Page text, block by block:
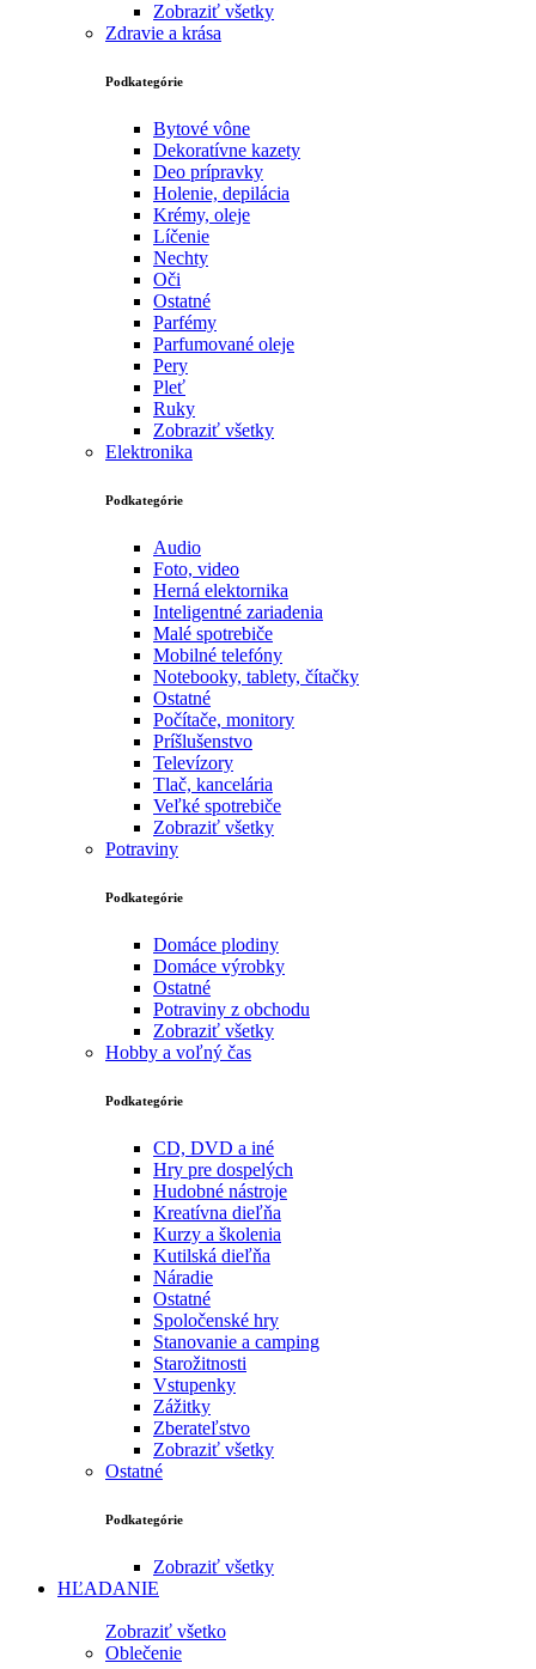
Zobraziť všetky
Zdravie a krása
Podkategórie
Bytové vône
Dekoratívne kazety
Deo prípravky
Holenie, depilácia
Krémy, oleje
Líčenie
Nechty
Oči
Ostatné
Parfémy
Parfumované oleje
Pery
Pleť
Ruky
Zobraziť všetky
Elektronika
Podkategórie
Audio
Foto, video
Herná elektornika
Inteligentné zariadenia
Malé spotrebiče
Mobilné telefóny
Notebooky, tablety, čítačky
Ostatné
Počítače, monitory
Príšlušenstvo
Televízory
Tlač, kancelária
Veľké spotrebiče
Zobraziť všetky
Potraviny
Podkategórie
Domáce plodiny
Domáce výrobky
Ostatné
Potraviny z obchodu
Zobraziť všetky
Hobby a voľný čas
Podkategórie
CD, DVD a iné
Hry pre dospelých
Hudobné nástroje
Kreatívna dieľňa
Kurzy a školenia
Kutilská dieľňa
Náradie
Ostatné
Spoločenské hry
Stanovanie a camping
Starožitnosti
Vstupenky
Zážitky
Zberateľstvo
Zobraziť všetky
Ostatné
Podkategórie
Zobraziť všetky
HĽADANIE
Zobraziť všetko
Oblečenie